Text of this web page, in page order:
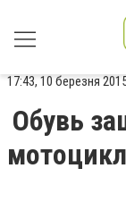
17:43, 10 березня
Обувь